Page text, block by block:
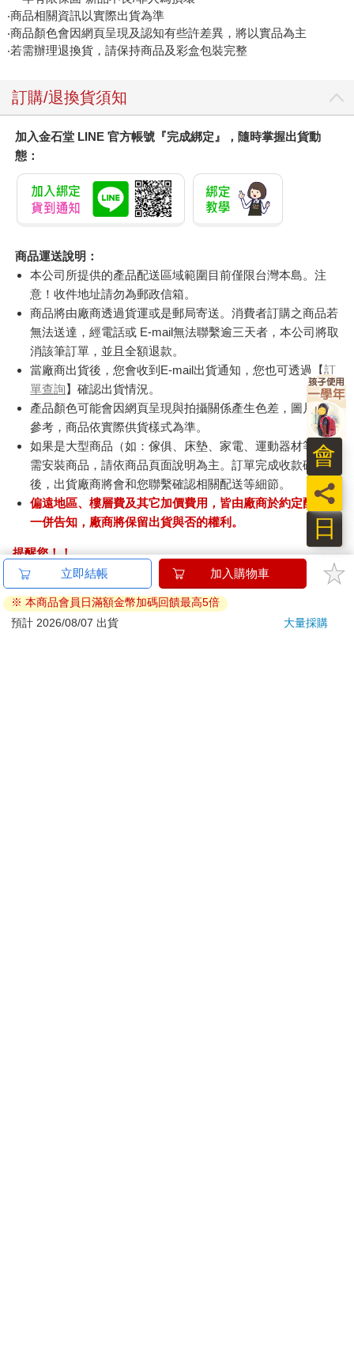
‧商品相關資訊以實際出貨為準
‧商品顏色會因網頁呈現及認知有些許差異，將以實品為主
‧若需辦理退換貨，請保持商品及彩盒包裝完整
訂購/退換貨須知
加入金石堂 LINE 官方帳號『完成綁定』，隨時掌握出貨動
態：
商品運送說明：
本公司所提供的產品配送區域範圍目前僅限台灣本島。注
意！收件地址請勿為郵政信箱。
商品將由廠商透過貨運或是郵局寄送。消費者訂購之商品若
無法送達，經電話或 E-mail無法聯繫逾三天者，本公司將取
消該筆訂單，並且全額退款。
當廠商出貨後，您會收到E-mail出貨通知，您也可透過【訂
單查詢】確認出貨情況。
產品顏色可能會因網頁呈現與拍攝關係產生色差，圖片僅供
參考，商品依實際供貨樣式為準。
如果是大型商品（如：傢俱、床墊、家電、運動器材等）及
需安裝商品，請依商品頁面說明為主。訂單完成收款確認
後，出貨廠商將會和您聯繫確認相關配送等細節。
偏遠地區、樓層費及其它加價費用，皆由廠商於約定配送時
一併告知，廠商將保留出貨與否的權利。
提醒您！！
金石堂及銀行均不會請您操作ATM! 如接獲電話要求您前往
ATM提款機，請不要聽從指示，以免受騙上當！
退換貨須知：
立即結帳 加入購物車
※ 本商品會員日滿額金幣加碼回饋最高5倍
預計 2026/08/07 出貨
大量採購
日
員
會